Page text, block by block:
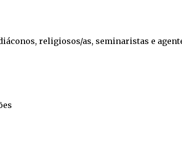
religiosos/as, seminaristas e